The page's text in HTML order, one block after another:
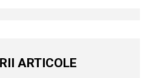
ARTICOLE